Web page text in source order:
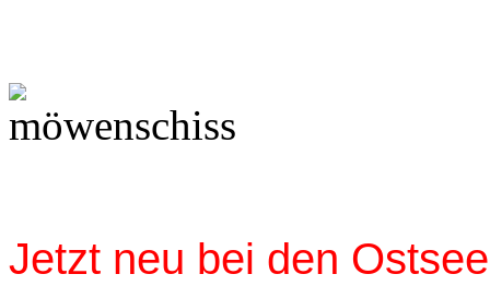
Jetzt neu bei den